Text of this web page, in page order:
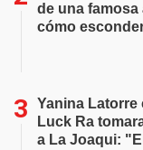
de una
cómo
Yanina
Luck Ra
a La Joaqui: